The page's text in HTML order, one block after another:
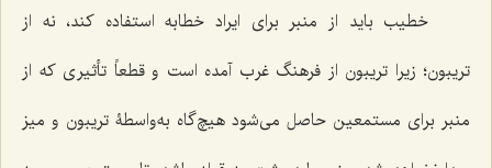
خطیب باید از منبر برای ایراد خطابه استفاده کند، نه از
تریبون؛ زیرا تریبون از فرهنگ غرب آمده است و قطعاً تأثیری که از
منبر برای مستمعین حاصل می‌شود هیچ‌گاه به‌واسطۀ تریبون و میز